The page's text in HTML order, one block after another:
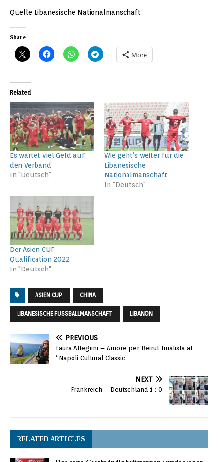
Quelle Libanesische Nationalmanschaft
Share
More
Related
Es wartet viel Geld auf
den Verband
In "Deutsch"
Wie geht’s weiter für die
Libanesische
Nationalmanschaft
In "Deutsch"
Der Asien CUP
Qualification 2022
In "Deutsch"
ASIEN CUP CHINA
LIBANESISCHE FUSSBALLMANSCHAFT LIBANON
PREVIOUS
Laura Allegrini – Amore per Beirut finalista al
“Napoli Cultural Classic”
NEXT
Frankreich – Deutschland 1 : 0
RELATED ARTICLES